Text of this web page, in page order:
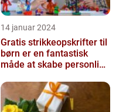
14 januar 2024
Gratis strikkeopskrifter til
børn er en fantastisk
måde at skabe personlige
beklædningsgen...